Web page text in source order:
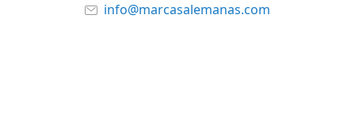
info@marcasalemanas.com